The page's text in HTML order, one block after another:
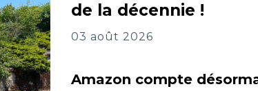
de la décennie !
03 août 2026
Amazon compte